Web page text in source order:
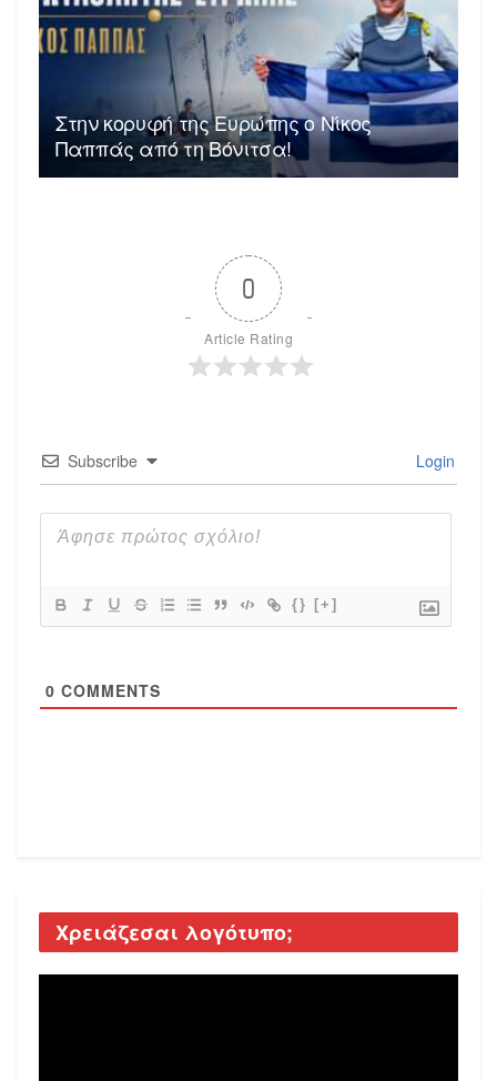
Στην κορυφή της Ευρώπης ο Νίκος
Παππάς από τη Βόνιτσα!
0
Article Rating
Subscribe Login
{} [+]
0 COMMENTS
Χρειάζεσαι λογότυπο;